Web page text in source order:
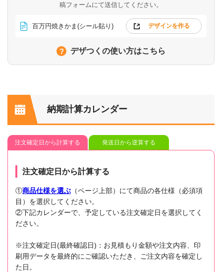
稿フォームにて送信してください。
百万円焼きかま(シール貼り) デザインを作る
デザつくの使い方はこちら
納期計算カレンダー
注文確定日から計算する 発送日から逆算する
注文確定日から計算する
①商品仕様を選ぶ （ページ上部）にて商品の各仕様（必須項
目）を選択してください。
②下記カレンダーで、予定している注文確定日を選択してく
ださい。
※注文確定日(最終確認日)：お見積もり金額や注文内容、印
刷用データを最終的にご確認いただき、ご注文内容を確定し
た日。